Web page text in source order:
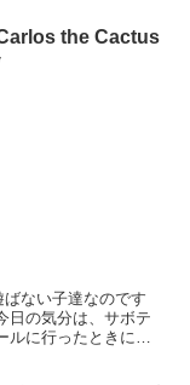
the Cactus
ない子達なのです
日の気分は、サボテ
ルに行ったときにお